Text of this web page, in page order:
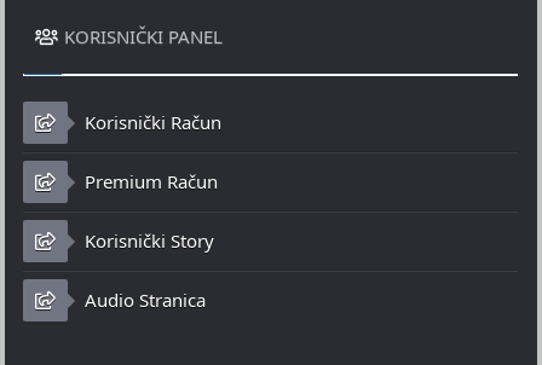
KORISNIČKI PANEL
Korisnički Račun
Premium Račun
Korisnički Story
Audio Stranica